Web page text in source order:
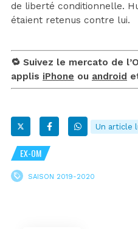
de liberté conditionnelle.
étaient retenus contre lui.
🔁 Suivez le mercato de
applis iPhone ou android
Un article
EX-OM
SAISON 2019-2020